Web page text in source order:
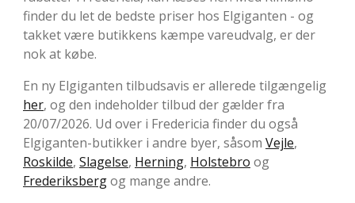
finder du let de bedste priser hos Elgiganten - og
takket være butikkens kæmpe vareudvalg, er der
nok at købe.
En ny Elgiganten tilbudsavis er allerede tilgængelig
her, og den indeholder tilbud der gælder fra
20/07/2026. Ud over i Fredericia finder du også
Elgiganten-butikker i andre byer, såsom Vejle,
Roskilde, Slagelse, Herning, Holstebro og
Frederiksbergog mange andre.